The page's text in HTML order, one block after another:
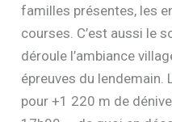
familles présentes, les
courses. C’est aussi le
déroule l’ambiance
épreuves du lendemain.
pour +1 220 m de